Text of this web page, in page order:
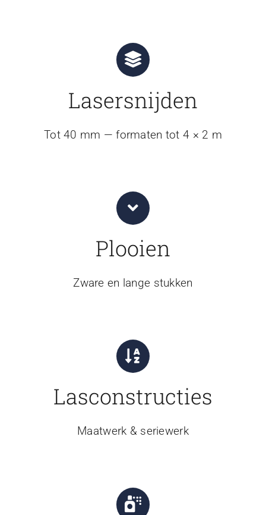
Lasersnijden
Tot 40 mm — formaten tot 4 × 2 m
Plooien
Zware en lange stukken
Lasconstructies
Maatwerk & seriewerk